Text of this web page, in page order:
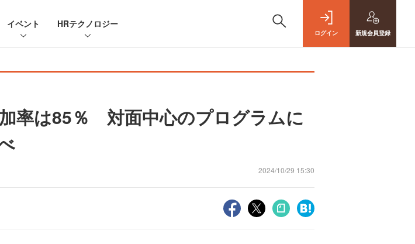
イベント HRテクノロジー
ログイン 新規会員登録
率は85％ 対面中心のプログラムに
2024/10/29 15:30